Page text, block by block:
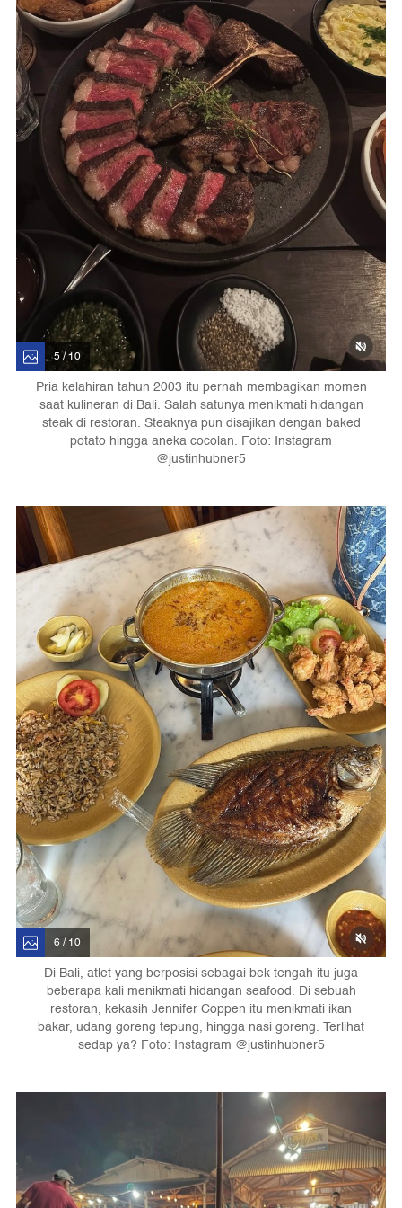
5 / 10
Pria kelahiran tahun 2003 itu pernah membagikan momen
saat kulineran di Bali. Salah satunya menikmati hidangan
steak di restoran. Steaknya pun disajikan dengan baked
potato hingga aneka cocolan. Foto: Instagram
@justinhubner5
6 / 10
Di Bali, atlet yang berposisi sebagai bek tengah itu juga
beberapa kali menikmati hidangan seafood. Di sebuah
restoran, kekasih Jennifer Coppen itu menikmati ikan
bakar, udang goreng tepung, hingga nasi goreng. Terlihat
sedap ya? Foto: Instagram @justinhubner5